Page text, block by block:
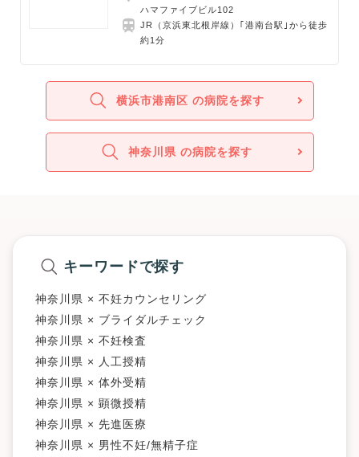
ハマファイブビル102
JR（京浜東北根岸線）｢港南台駅｣から徒歩
約1分
横浜市港南区 の病院を探す
神奈川県 の病院を探す
キーワードで探す
神奈川県 × 不妊カウンセリング
神奈川県 × ブライダルチェック
神奈川県 × 不妊検査
神奈川県 × 人工授精
神奈川県 × 体外受精
神奈川県 × 顕微授精
神奈川県 × 先進医療
神奈川県 × 男性不妊/無精子症